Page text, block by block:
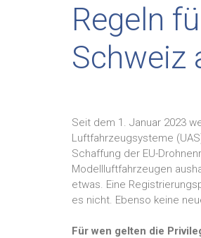
Regeln
Schweiz
Seit dem 1. Januar 2023
Luftfahrzeugsysteme
Schaffung der EU-
Modellluftfahrzeugen
etwas. Eine
es nicht. Ebenso keine
Für wen gelten die